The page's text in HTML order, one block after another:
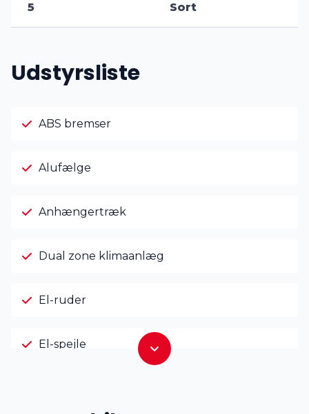
5 Sort
Udstyrsliste
ABS bremser
Alufælge
Anhængertræk
Dual zone klimaanlæg
El-ruder
El-spejle